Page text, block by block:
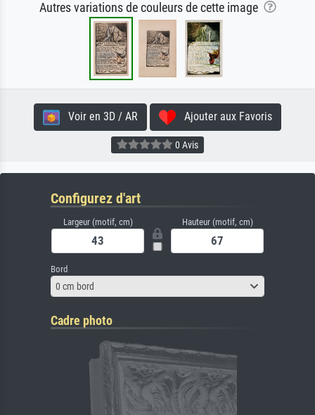
Autres variations de couleurs de cette image
Voir en 3D / AR Ajouter aux Favoris
0 Avis
Configurez d'art
Largeur (motif, cm) Hauteur (motif, cm)
Bord
0 cm bord
Cadre photo